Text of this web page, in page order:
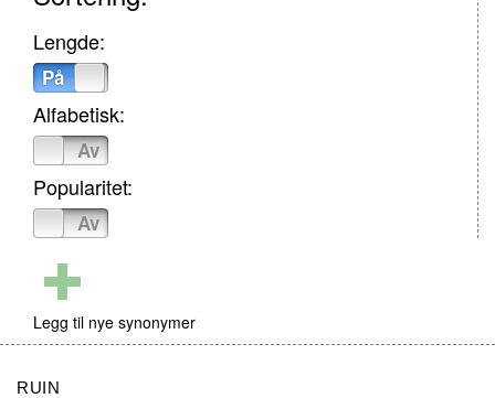
Lengde:
På
Alfabetisk:
Av
Popularitet:
Av
Legg til nye synonymer
RUIN